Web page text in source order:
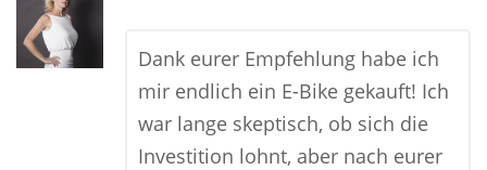
Dank eurer Empfehlung habe ich
mir endlich ein E-Bike gekauft! Ich
war lange skeptisch, ob sich die
Investition lohnt, aber nach eurer